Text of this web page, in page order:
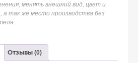
менять внешний вид, цвет и
так же место производства без
Отзывы (0)